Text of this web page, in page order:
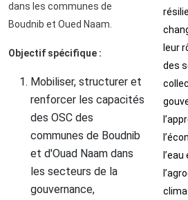
dans les communes de
Boudnib et Oued Naam.
Objectif spécifique :
Mobiliser, structurer et
renforcer les capacités
des OSC des
communes de Boudnib
et d'Ouad Naam dans
les secteurs de la
gouvernance,
leur
des